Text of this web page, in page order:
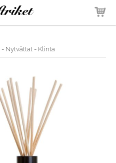
tillagd i varukorgen
- Nytvättat - Klinta